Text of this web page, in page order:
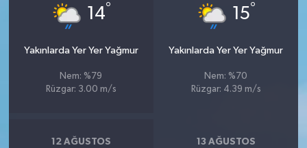
14°
Yakınlarda Yer Yer Yağmur
Nem: %79
Rüzgar: 3.00 m/s
15°
Yakınlarda Yer Yer Yağmur
Nem: %70
Rüzgar: 4.39 m/s
12 AĞUSTOS 13 AĞUSTOS